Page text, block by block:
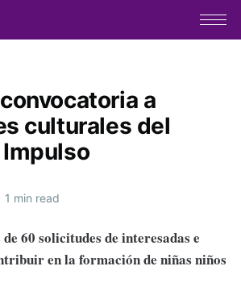
a
culturales del
1 min read
60 solicitudes de interesadas e
en la formación de niñas niños